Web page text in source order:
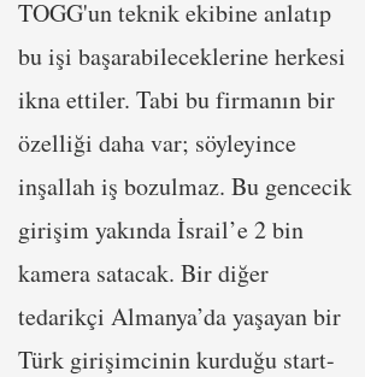
TOGG'un teknik ekibine anlatıp
bu işi başarabileceklerine herkesi
ikna ettiler. Tabi bu firmanın bir
özelliği daha var; söyleyince
inşallah iş bozulmaz. Bu gencecik
girişim yakında İsrail’e 2 bin
kamera satacak. Bir diğer
tedarikçi Almanya’da yaşayan bir
Türk girişimcinin kurduğu start-